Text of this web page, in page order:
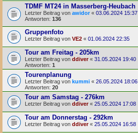
TDMF MT24 in Masserberg-Heubach
Letzter Beitrag von awidor « 03.06.2024 15:37
Antworten: 136
Gruppenfoto
Letzter Beitrag von VE2 « 01.06.2024 22:35
Tour am Freitag - 205km
Letzter Beitrag von ddiver « 31.05.2024 19:40
Antworten: 1
Tourenplanung
Letzter Beitrag von kummi « 26.05.2024 18:06
Antworten: 20
Tour am Samstag - 276km
Letzter Beitrag von ddiver « 25.05.2024 17:08
Tour am Donnerstag - 292km
Letzter Beitrag von ddiver« 25.05.2024 16:58